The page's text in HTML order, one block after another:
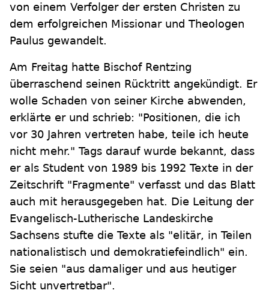
von einem Verfolger der ersten Christen zu
dem erfolgreichen Missionar und Theologen
Paulus gewandelt.
Am Freitag hatte Bischof Rentzing
überraschend seinen Rücktritt angekündigt. Er
wolle Schaden von seiner Kirche abwenden,
erklärte er und schrieb: "Positionen, die ich
vor 30 Jahren vertreten habe, teile ich heute
nicht mehr." Tags darauf wurde bekannt, dass
er als Student von 1989 bis 1992 Texte in der
Zeitschrift "Fragmente" verfasst und das Blatt
auch mit herausgegeben hat. Die Leitung der
Evangelisch-Lutherische Landeskirche
Sachsens stufte die Texte als "elitär, in Teilen
nationalistisch und demokratiefeindlich" ein.
Sie seien "aus damaliger und aus heutiger
Sicht unvertretbar".